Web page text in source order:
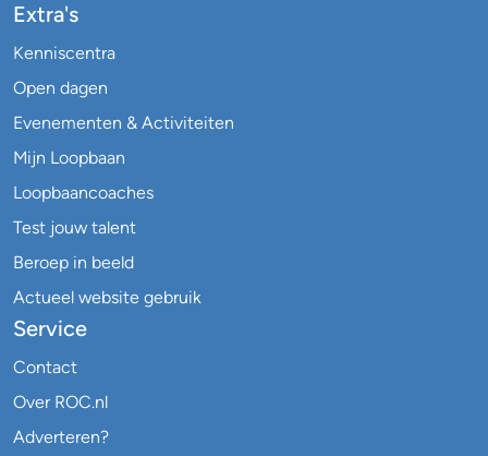
Extra's
Kenniscentra
Open dagen
Evenementen & Activiteiten
Mijn Loopbaan
Loopbaancoaches
Test jouw talent
Beroep in beeld
Actueel website gebruik
Service
Contact
Over ROC.nl
Adverteren?